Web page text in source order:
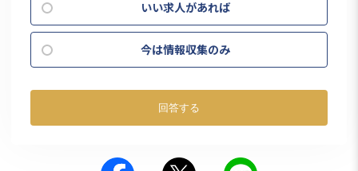
いい求人があれば
今は情報収集のみ
回答する